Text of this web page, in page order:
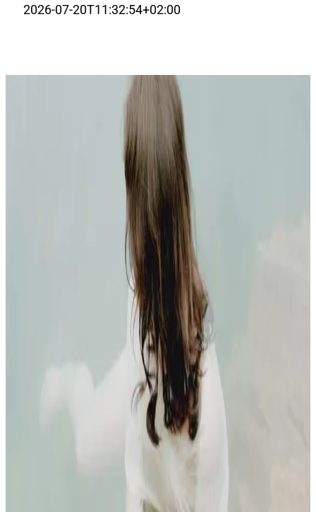
2026-07-20T11:32:54+02:00